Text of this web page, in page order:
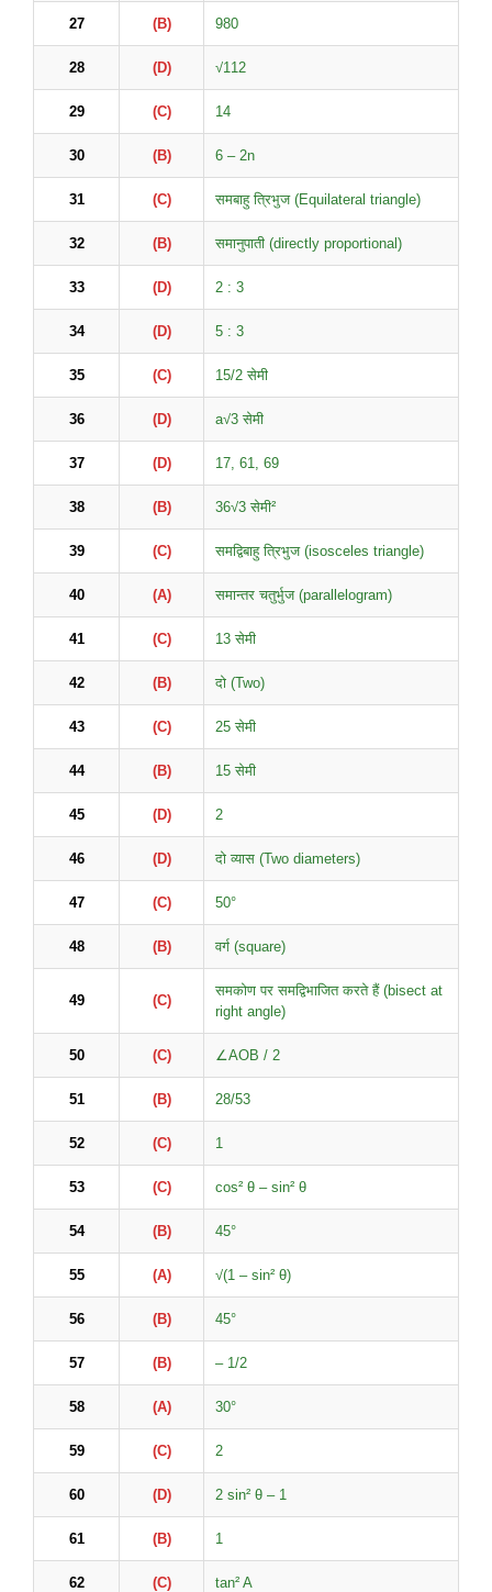
27 (B) 980
28 (D) √112
29 (C) 14
30 (B) 6 – 2n
31 (C) समबाहु त्रिभुज (Equilateral triangle)
32 (B) समानुपाती (directly proportional)
33 (D) 2 : 3
34 (D) 5 : 3
35 (C) 15/2 सेमी
36 (D) a√3 सेमी
37 (D) 17, 61, 69
38 (B) 36√3 सेमी²
39 (C) समद्विबाहु त्रिभुज (isosceles triangle)
40 (A) समान्तर चतुर्भुज (parallelogram)
41 (C) 13 सेमी
42 (B) दो (Two)
43 (C) 25 सेमी
44 (B) 15 सेमी
45 (D) 2
46 (D) दो व्यास (Two diameters)
47 (C) 50°
48 (B) वर्ग (square)
49 (C)
समकोण पर समद्विभाजित करते हैं (bisect at
right angle)
50 (C) ∠AOB / 2
51 (B) 28/53
52 (C) 1
53 (C) cos² θ – sin² θ
54 (B) 45°
55 (A) √(1 – sin² θ)
56 (B) 45°
57 (B) – 1/2
58 (A) 30°
59 (C) 2
60 (D) 2 sin² θ – 1
61 (B) 1
62 (C) tan² A